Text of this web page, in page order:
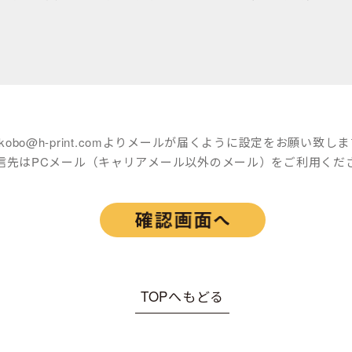
print.comよりメールが届くように設定をお願い致しま
先はPCメール（キャリアメール以外のメール）をご利用くだ
TOPへもどる